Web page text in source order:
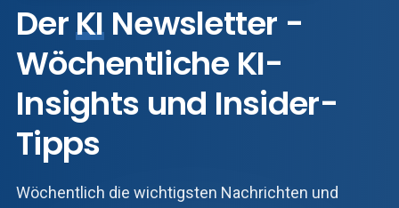
DerKINewsletter -
Wöchentliche KI-
Insights und Insider-
Tipps
Wöchentlich die wichtigsten Nachrichten und